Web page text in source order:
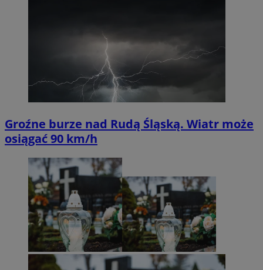
Groźne burze nad Rudą Śląską. Wiatr może
osiągać 90 km/h